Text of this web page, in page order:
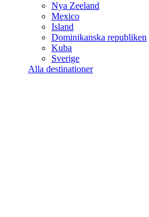
Nya Zeeland
Mexico
Island
Dominikanska republiken
Kuba
Sverige
Alla destinationer